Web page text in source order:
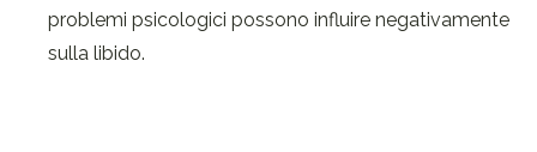
problemi psicologici possono influire negativamente
sulla libido.